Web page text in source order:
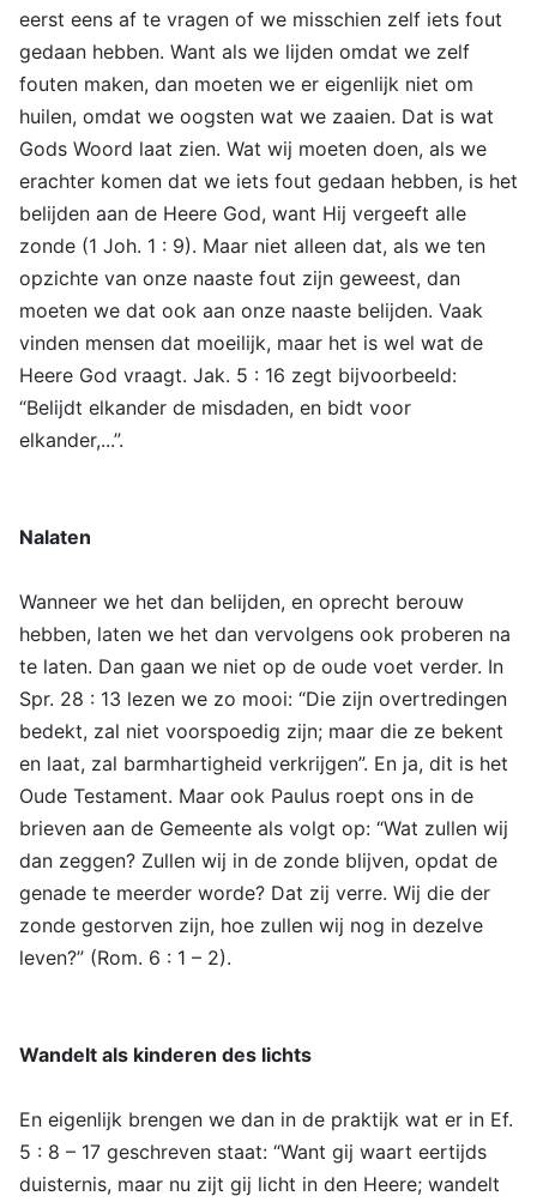
eerst eens af te vragen of we misschien zelf iets fout
gedaan hebben. Want als we lijden omdat we zelf
fouten maken, dan moeten we er eigenlijk niet om
huilen, omdat we oogsten wat we zaaien. Dat is wat
Gods Woord laat zien. Wat wij moeten doen, als we
erachter komen dat we iets fout gedaan hebben, is het
belijden aan de Heere God, want Hij vergeeft alle
zonde (1 Joh. 1 : 9). Maar niet alleen dat, als we ten
opzichte van onze naaste fout zijn geweest, dan
moeten we dat ook aan onze naaste belijden. Vaak
vinden mensen dat moeilijk, maar het is wel wat de
Heere God vraagt. Jak. 5 : 16 zegt bijvoorbeeld:
“Belijdt elkander de misdaden, en bidt voor
elkander,...”.
Nalaten
Wanneer we het dan belijden, en oprecht berouw
hebben, laten we het dan vervolgens ook proberen na
te laten. Dan gaan we niet op de oude voet verder. In
Spr. 28 : 13 lezen we zo mooi: “Die zijn overtredingen
bedekt, zal niet voorspoedig zijn; maar die ze bekent
en laat, zal barmhartigheid verkrijgen”. En ja, dit is het
Oude Testament. Maar ook Paulus roept ons in de
brieven aan de Gemeente als volgt op: “Wat zullen wij
dan zeggen? Zullen wij in de zonde blijven, opdat de
genade te meerder worde? Dat zij verre. Wij die der
zonde gestorven zijn, hoe zullen wij nog in dezelve
leven?” (Rom. 6 : 1 – 2).
Wandelt als kinderen des lichts
En eigenlijk brengen we dan in de praktijk wat er in Ef.
5 : 8 – 17 geschreven staat: “Want gij waart eertijds
duisternis, maar nu zijt gij licht in den Heere; wandelt